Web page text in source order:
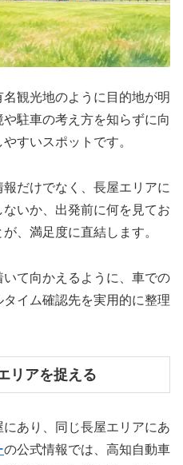
観光地のように目的地が明
駐車の考え方を知らずに向
すいスポットです。
だけでなく、長屋エリアに
いか、出発前に何を見てお
、満足度に直結します。
て向かえるように、車での
イム確認先を実用的に整理
リアを捉える
あり、同じ長屋エリアにあ
の公式情報では、高知自動車